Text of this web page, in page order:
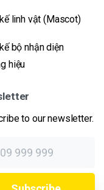
linh vật (Mascot)
bộ nhận diện
hiệu
to our newsletter.